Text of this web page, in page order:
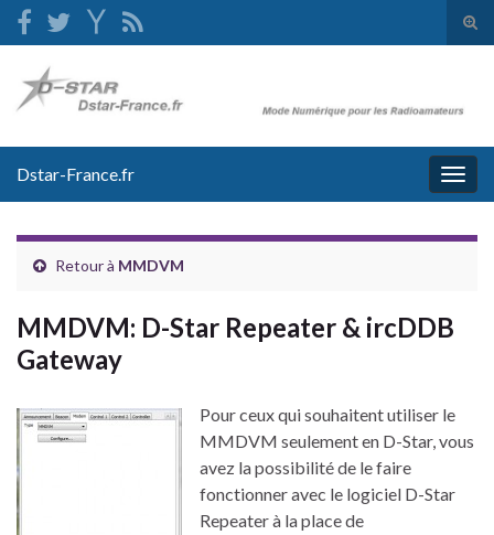
Dstar-France.fr
Retour à MMDVM
MMDVM: D-Star Repeater & ircDDB
Gateway
Pour ceux qui souhaitent utiliser le
MMDVM seulement en D-Star, vous
avez la possibilité de le faire
fonctionner avec le logiciel D-Star
Repeater à la place de